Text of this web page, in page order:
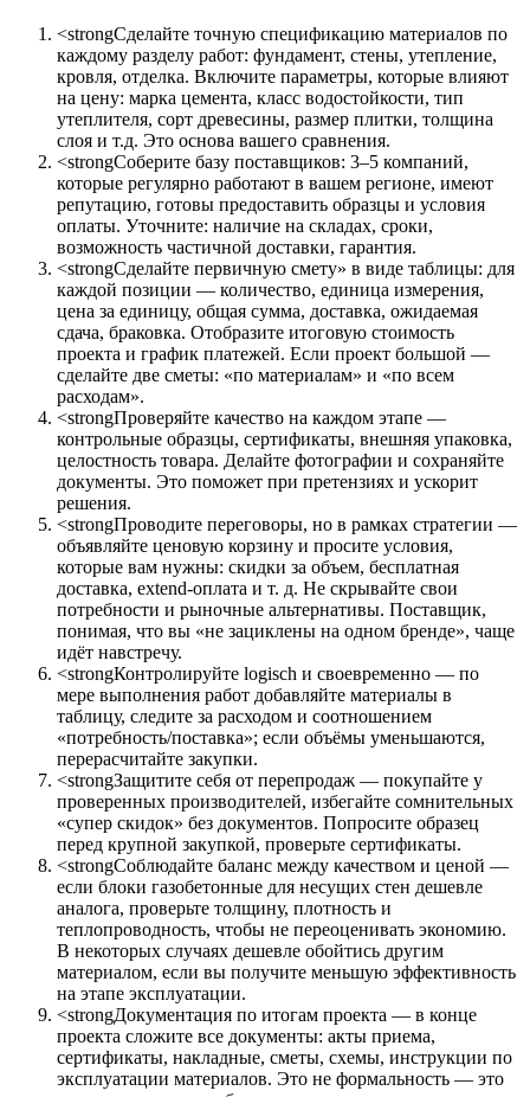
<strongСделайте точную спецификацию материалов по
каждому разделу работ: фундамент, стены, утепление,
кровля, отделка. Включите параметры, которые влияют
на цену: марка цемента, класс водостойкости, тип
утеплителя, сорт древесины, размер плитки, толщина
слоя и т.д. Это основа вашего сравнения.
<strongСоберите базу поставщиков: 3–5 компаний,
которые регулярно работают в вашем регионе, имеют
репутацию, готовы предоставить образцы и условия
оплаты. Уточните: наличие на складах, сроки,
возможность частичной доставки, гарантия.
<strongСделайте первичную смету» в виде таблицы: для
каждой позиции — количество, единица измерения,
цена за единицу, общая сумма, доставка, ожидаемая
сдача, браковка. Отобразите итоговую стоимость
проекта и график платежей. Если проект большой —
сделайте две сметы: «по материалам» и «по всем
расходам».
<strongПроверяйте качество на каждом этапе —
контрольные образцы, сертификаты, внешняя упаковка,
целостность товара. Делайте фотографии и сохраняйте
документы. Это поможет при претензиях и ускорит
решения.
<strongПроводите переговоры, но в рамках стратегии —
объявляйте ценовую корзину и просите условия,
которые вам нужны: скидки за объем, бесплатная
доставка, extend-оплата и т. д. Не скрывайте свои
потребности и рыночные альтернативы. Поставщик,
понимая, что вы «не зациклены на одном бренде», чаще
идёт навстречу.
<strongКонтролируйте logisch и своевременно — по
мере выполнения работ добавляйте материалы в
таблицу, следите за расходом и соотношением
«потребность/поставка»; если объёмы уменьшаются,
перерасчитайте закупки.
<strongЗащитите себя от перепродаж — покупайте у
проверенных производителей, избегайте сомнительных
«супер скидок» без документов. Попросите образец
перед крупной закупкой, проверьте сертификаты.
<strongСоблюдайте баланс между качеством и ценой —
если блоки газобетонные для несущих стен дешевле
аналога, проверьте толщину, плотность и
теплопроводность, чтобы не переоценивать экономию.
В некоторых случаях дешевле обойтись другим
материалом, если вы получите меньшую эффективность
на этапе эксплуатации.
<strongДокументация по итогам проекта — в конце
проекта сложите все документы: акты приема,
сертификаты, накладные, сметы, схемы, инструкции по
эксплуатации материалов. Это не формальность — это